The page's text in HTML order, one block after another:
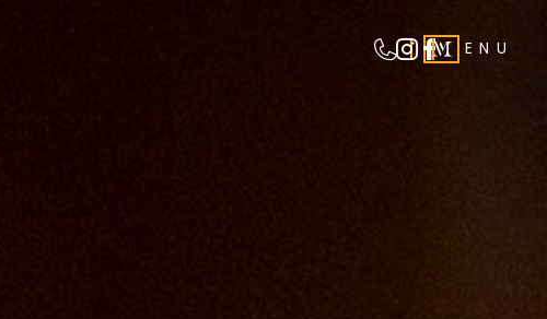
AnzeigenENU